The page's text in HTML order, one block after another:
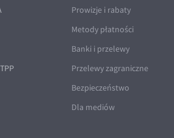
Prowizje i rabaty
Metody płatności
Banki i przelewy
Przelewy zagraniczne
Bezpieczeństwo
Dla mediów